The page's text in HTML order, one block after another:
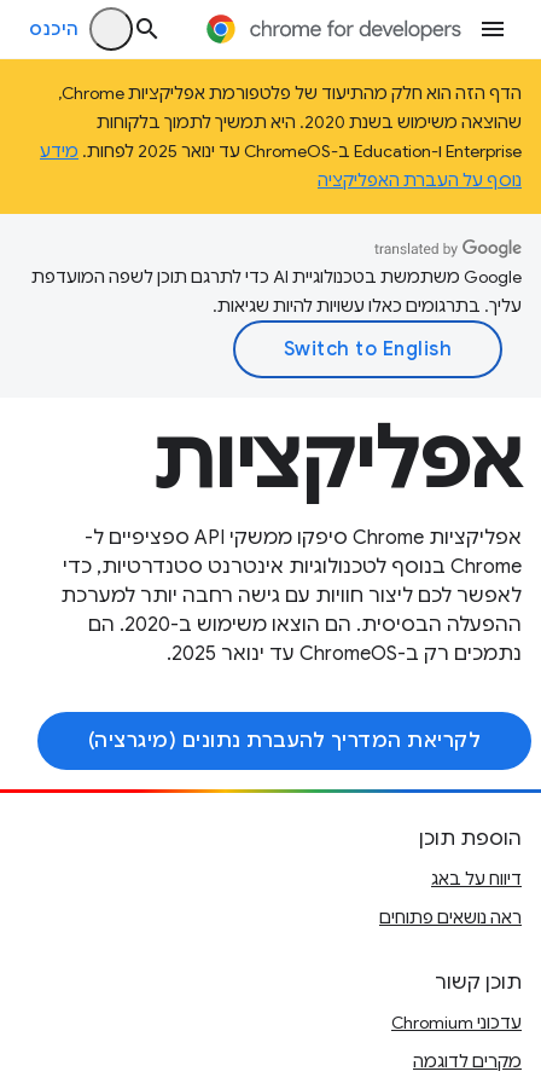
היכנס
הדף הזה הוא חלק מהתיעוד של פלטפורמת אפליקציות Chrome,
שהוצאה משימוש בשנת 2020. היא תמשיך לתמוך בלקוחות
Enterprise ו-Education ב-ChromeOS עד ינואר 2025 לפחות.
מידע
נוסף על העברת האפליקציה
‫Google משתמשת בטכנולוגיית AI כדי לתרגם תוכן לשפה המועדפת
עליך. בתרגומים כאלו עשויות להיות שגיאות.
אפליקציות
אפליקציות Chrome סיפקו ממשקי API ספציפיים ל-
Chrome בנוסף לטכנולוגיות אינטרנט סטנדרטיות, כדי
לאפשר לכם ליצור חוויות עם גישה רחבה יותר למערכת
ההפעלה הבסיסית. הם הוצאו משימוש ב-2020. הם
נתמכים רק ב-ChromeOS עד ינואר 2025.
לקריאת המדריך להעברת נתונים (מיגרציה)
הוספת תוכן
דיווח על באג
ראה נושאים פתוחים
תוכן קשור
עדכוני Chromium
מקרים לדוגמה